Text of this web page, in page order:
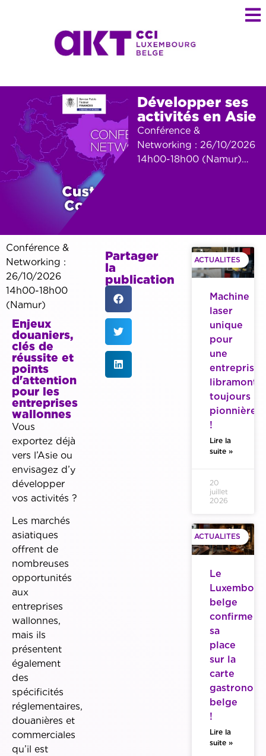
Développer ses
activités en Asie
Conférence &
Networking : 26/10/2026
14h00-18h00 (Namur)…
Partager
la
publication
Conférence &
Networking :
26/10/2026
14h00-18h00
(Namur)
Enjeux
douaniers,
clés de
réussite et
points
d'attention
pour les
entreprises
wallonnes
Vous
exportez déjà
vers l’Asie ou
envisagez d’y
développer
vos activités ?
Les marchés
asiatiques
offrent de
nombreuses
opportunités
aux
entreprises
wallonnes,
mais ils
présentent
également
des
spécificités
réglementaires,
douanières et
commerciales
qu’il est
ACTUALITES
Machine
laser
unique
pour
une
entreprise
toujours
pionnière
!
Lire la
suite »
20
juillet
2026
ACTUALITES
Le
belge
confirme
sa
place
sur la
carte
belge
!
Lire la
suite »